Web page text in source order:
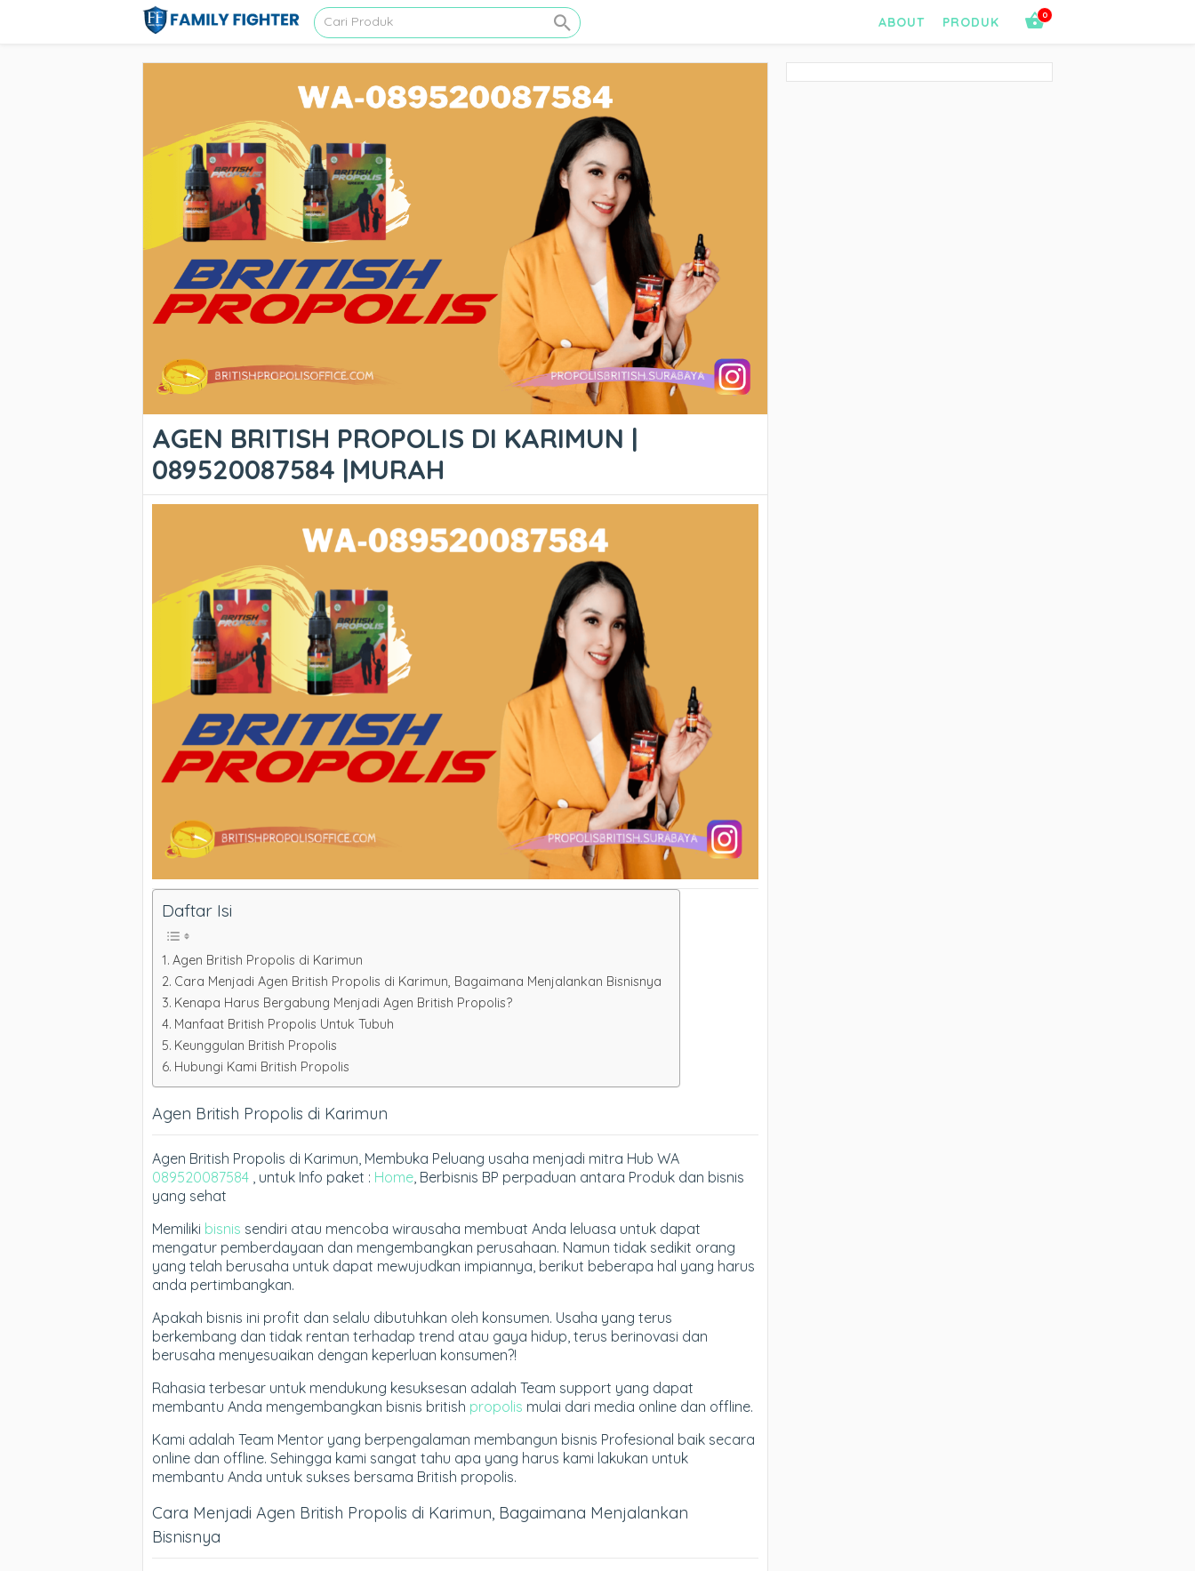
0
ABOUT PRODUK
AGEN BRITISH PROPOLIS DI KARIMUN |
089520087584 |MURAH
Daftar Isi
Agen British Propolis di Karimun
Cara Menjadi Agen British Propolis di Karimun, Bagaimana Menjalankan Bisnisnya
Kenapa Harus Bergabung Menjadi Agen British Propolis?
Manfaat British Propolis Untuk Tubuh
Keunggulan British Propolis
Hubungi Kami British Propolis
Agen British Propolis di Karimun
Agen British Propolis di Karimun, Membuka Peluang usaha menjadi mitra Hub WA
089520087584 , untuk Info paket : Home , Berbisnis BP perpaduan antara Produk dan bisnis
yang sehat
Memiliki bisnis sendiri atau mencoba wirausaha membuat Anda leluasa untuk dapat
mengatur pemberdayaan dan mengembangkan perusahaan. Namun tidak sedikit orang
yang telah berusaha untuk dapat mewujudkan impiannya, berikut beberapa hal yang harus
anda pertimbangkan.
Apakah bisnis ini profit dan selalu dibutuhkan oleh konsumen. Usaha yang terus
berkembang dan tidak rentan terhadap trend atau gaya hidup, terus berinovasi dan
berusaha menyesuaikan dengan keperluan konsumen?!
Rahasia terbesar untuk mendukung kesuksesan adalah Team support yang dapat
membantu Anda mengembangkan bisnis british propolis mulai dari media online dan offline.
Kami adalah Team Mentor yang berpengalaman membangun bisnis Profesional baik secara
online dan offline. Sehingga kami sangat tahu apa yang harus kami lakukan untuk
membantu Anda untuk sukses bersama British propolis.
Cara Menjadi Agen British Propolis di Karimun, Bagaimana Menjalankan
Bisnisnya